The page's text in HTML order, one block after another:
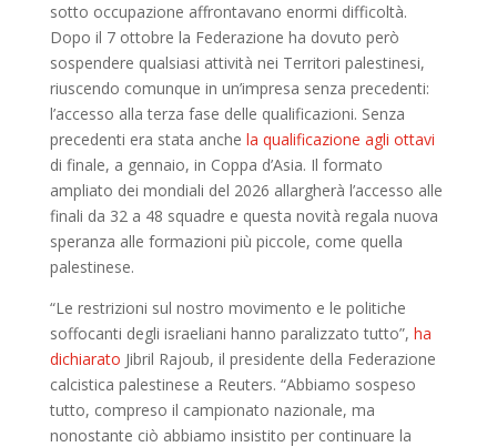
sotto occupazione affrontavano enormi difficoltà.
Dopo il 7 ottobre la Federazione ha dovuto però
sospendere qualsiasi attività nei Territori palestinesi,
riuscendo comunque in un’impresa senza precedenti:
l’accesso alla terza fase delle qualificazioni. Senza
precedenti era stata anche la qualificazione agli ottavi
di finale, a gennaio, in Coppa d’Asia. Il formato
ampliato dei mondiali del 2026 allargherà l’accesso alle
finali da 32 a 48 squadre e questa novità regala nuova
speranza alle formazioni più piccole, come quella
palestinese.
“Le restrizioni sul nostro movimento e le politiche
soffocanti degli israeliani hanno paralizzato tutto”, ha
dichiarato Jibril Rajoub, il presidente della Federazione
calcistica palestinese a Reuters. “Abbiamo sospeso
tutto, compreso il campionato nazionale, ma
nonostante ciò abbiamo insistito per continuare la